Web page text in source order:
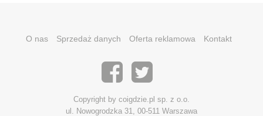
O nas Sprzedaż danych Oferta reklamowa Kontakt
Copyright by coigdzie.pl sp. z o.o.
ul. Nowogrodzka 31, 00-511 Warszawa